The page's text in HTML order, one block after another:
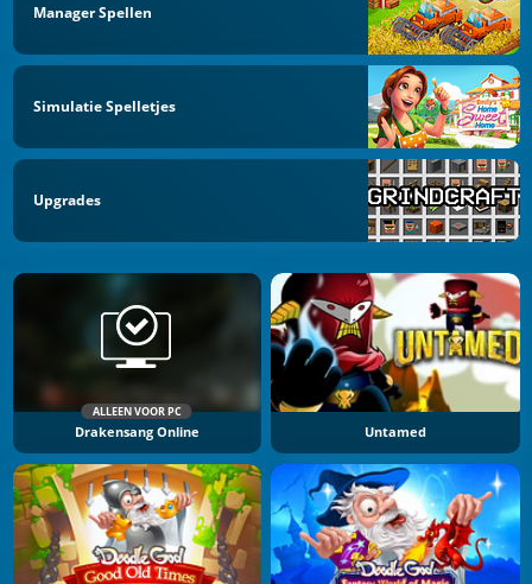
Manager Spellen
Simulatie Spelletjes
Upgrades
ALLEEN VOOR PC
Drakensang Online Untamed